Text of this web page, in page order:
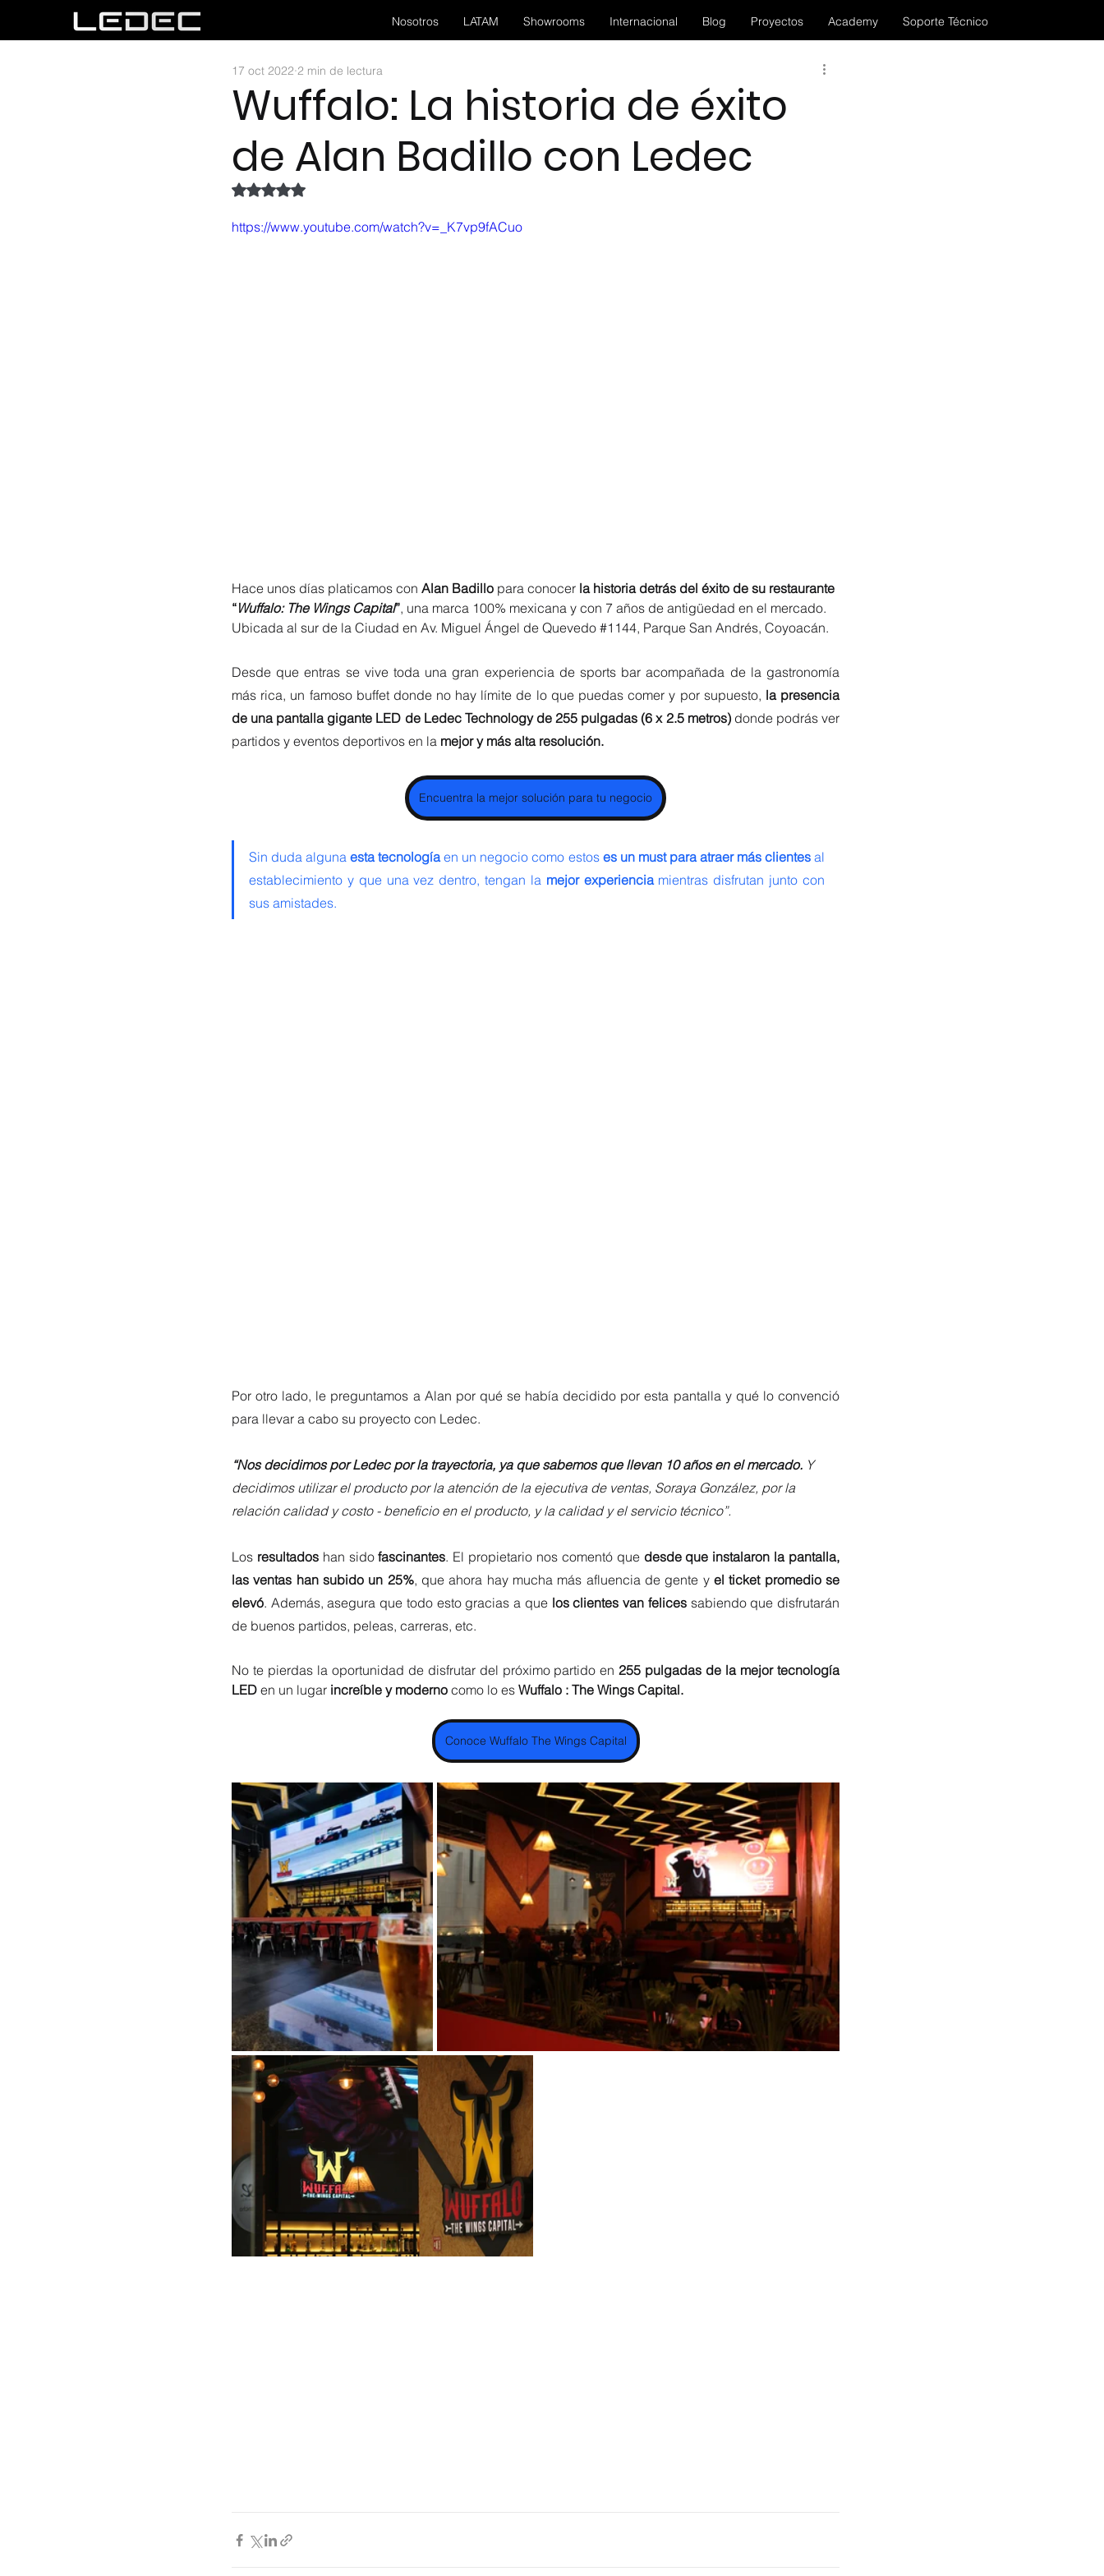
Nosotros LATAM Showrooms Internacional Blog Proyectos Academy Soporte Técnico
Wuffalo: La historia de éxito
de Alan Badillo con Ledec
17 oct 2022 2 min de lectura
Obtuvo NaN de 5 estrellas.
https://www.youtube.com/watch?v=_K7vp9fACuo
Hace unos días platicamos con Alan Badillo para conocer la historia detrás del éxito de su restaurante
“Wuffalo: The Wings Capital”, una marca 100% mexicana y con 7 años de antigüedad en el mercado.
Ubicada al sur de la Ciudad en Av. Miguel Ángel de Quevedo #1144, Parque San Andrés, Coyoacán.
Desde que entras se vive toda una gran experiencia de sports bar acompañada de la gastronomía
más rica, un famoso buffet donde no hay límite de lo que puedas comer y por supuesto, la presencia
de una pantalla gigante LED de Ledec Technology de 255 pulgadas (6 x 2.5 metros) donde podrás ver
partidos y eventos deportivos en la mejor y más alta resolución.
Encuentra la mejor solución para tu negocio
Sin duda alguna esta tecnología en un negocio como estos es un must para atraer más clientes al
establecimiento y que una vez dentro, tengan la mejor experiencia mientras disfrutan junto con
sus amistades.
Por otro lado, le preguntamos a Alan por qué se había decidido por esta pantalla y qué lo convenció
para llevar a cabo su proyecto con Ledec.
“Nos decidimos por Ledec por la trayectoria, ya que sabemos que llevan 10 años en el mercado. Y
decidimos utilizar el producto por la atención de la ejecutiva de ventas, Soraya González, por la
relación calidad y costo - beneficio en el producto, y la calidad y el servicio técnico”.
Los resultados han sido fascinantes. El propietario nos comentó que desde que instalaron la pantalla,
las ventas han subido un 25%, que ahora hay mucha más afluencia de gente y el ticket promedio se
elevó. Además, asegura que todo esto gracias a que los clientes van felices sabiendo que disfrutarán
de buenos partidos, peleas, carreras, etc.
No te pierdas la oportunidad de disfrutar del próximo partido en 255 pulgadas de la mejor tecnología
LED en un lugar increíble y moderno como lo es Wuffalo : The Wings Capital.
Conoce Wuffalo The Wings Capital